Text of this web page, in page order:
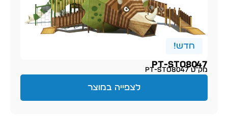
חדש!
PT-sto8047
מק״ט PT-sto8047
לצפייה במוצר